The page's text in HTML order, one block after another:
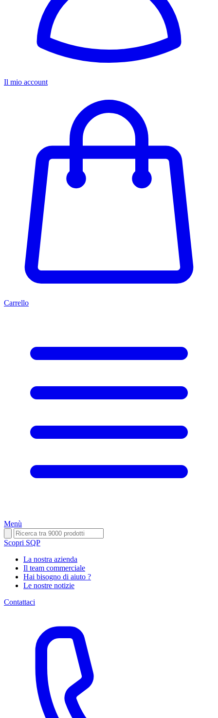
Il mio account
Carrello
Menù
Scopri SQP
La nostra azienda
Il team commerciale
Hai bisogno di aiuto ?
Le nostre notizie
Contattaci